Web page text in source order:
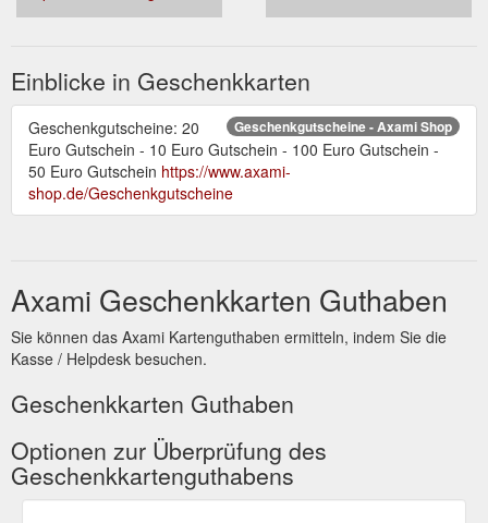
Einblicke in Geschenkkarten
Geschenkgutscheine - Axami Shop
Geschenkgutscheine: 20
Euro Gutschein - 10 Euro Gutschein - 100 Euro Gutschein -
50 Euro Gutschein https://www.axami-
shop.de/Geschenkgutscheine
Axami Geschenkkarten Guthaben
Sie können das Axami Kartenguthaben ermitteln, indem Sie die
Kasse / Helpdesk besuchen.
Geschenkkarten Guthaben
Optionen zur Überprüfung des
Geschenkkartenguthabens